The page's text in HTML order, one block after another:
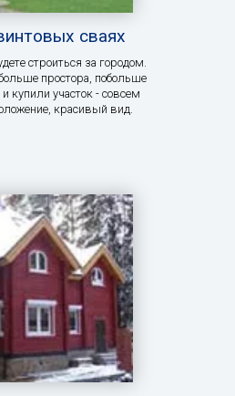
сваях
строиться за городом.
простора, побольше
купили участок - совсем
красивый вид.